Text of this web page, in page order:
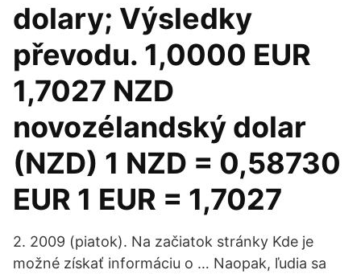
dolary; Výsledky
převodu. 1,0000 EUR
1,7027 NZD
novozélandský dolar
(NZD) 1 NZD = 0,58730
EUR 1 EUR = 1,7027
2. 2009 (piatok). Na začiatok stránky Kde je
možné získať informáciu o … Naopak, ľudia sa